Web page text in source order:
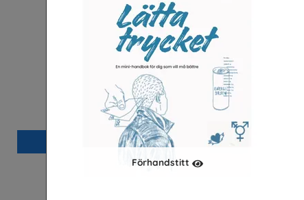
Förhandstitt
Arbetsmiljö
Arena Skolinformation
Beställ 0kr